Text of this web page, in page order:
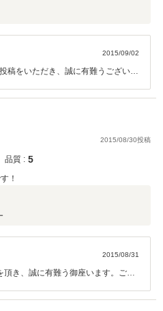
2015/09/02
稿をいただき、誠に有難うございま
ております。 今後とも末永く宜し
2015/08/30投稿
品質 : 5
！
2015/08/31
き、誠に有難う御座います。ご購
していただき、カスタムもセンス